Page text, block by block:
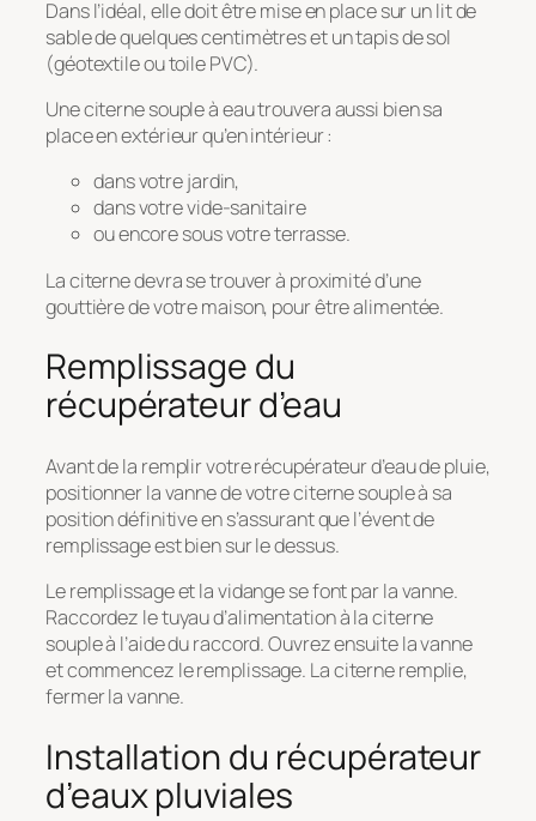
Dans l’idéal, elle doit être mise en place sur un lit de
sable de quelques centimètres et un tapis de sol
(géotextile ou toile PVC).
Une citerne souple à eau trouvera aussi bien sa
place en extérieur qu’en intérieur :
dans votre jardin,
dans votre vide-sanitaire
ou encore sous votre terrasse.
La citerne devra se trouver à proximité d’une
gouttière de votre maison, pour être alimentée.
Remplissage du
récupérateur d’eau
Avant de la remplir votre récupérateur d’eau de pluie,
positionner la vanne de votre citerne souple à sa
position définitive en s’assurant que l’évent de
remplissage est bien sur le dessus.
Le remplissage et la vidange se font par la vanne.
Raccordez le tuyau d’alimentation à la citerne
souple à l’aide du raccord. Ouvrez ensuite la vanne
et commencez le remplissage. La citerne remplie,
fermer la vanne.
Installation du récupérateur
d’eaux pluviales